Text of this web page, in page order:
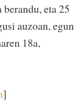
eta 25
auzoan, egun
18a,
]